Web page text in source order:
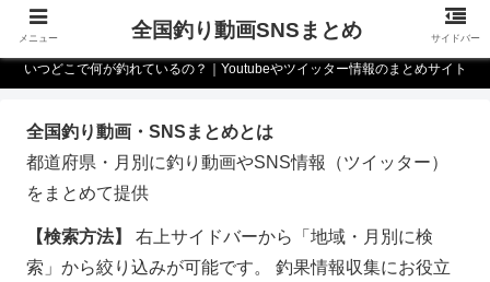
いつどこで何が釣れているの？｜Youtubeやツイッター情報のまとめサイト
全国釣り動画・SNSまとめとは
都道府県・月別に釣り動画やSNS情報（ツイッター）
をまとめて提供
【検索方法】
右上サイドバーから「地域・月別に検
索」から絞り込みが可能です。 釣果情報収集にお役立
メニュー 全国釣り動画SNSまとめ サイドバー